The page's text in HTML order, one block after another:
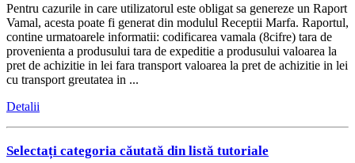
Pentru cazurile in care utilizatorul este obligat sa genereze un Raport
Vamal, acesta poate fi generat din modulul Receptii Marfa. Raportul,
contine urmatoarele informatii: codificarea vamala (8cifre) tara de
provenienta a produsului tara de expeditie a produsului valoarea la
pret de achizitie in lei fara transport valoarea la pret de achizitie in lei
cu transport greutatea in ...
Detalii
Selectați categoria căutată din listă tutoriale